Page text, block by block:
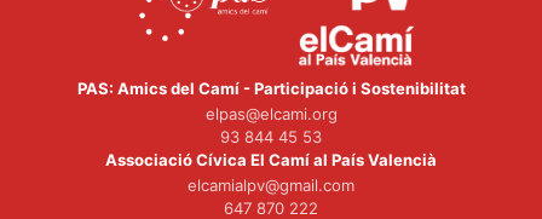
PAS: Amics del Camí - Participació i Sostenibilitat
elpas@elcami.org
93 844 45 53
Associació Cívica El Camí al País Valencià
elcamialpv@gmail.com
647 870 222